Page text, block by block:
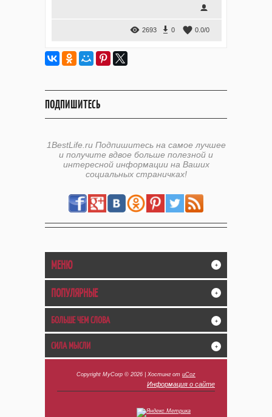
2693 0 0.0/0
ПОДПИШИТЕСЬ
1BestLife.ru Подпишитесь на самое лучшее
и получите вдвое больше полезной и
интересной информации на Ваших
социальных страничках!
МЕНЮ +
ПОПУЛЯРНЫЕ +
БОЛЬШЕ ЧЕМ СЛОВА +
СИЛА МЫСЛИ +
Copyright MyCorp © 2026 Хостинг от uCoz
Информация о сайте